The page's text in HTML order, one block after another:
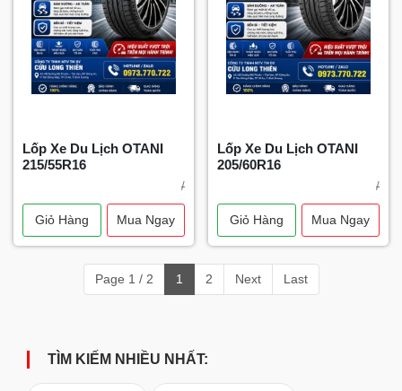
Lốp Xe Du Lịch OTANI
215/55R16
/
Giỏ Hàng Mua Ngay
Lốp Xe Du Lịch OTANI
205/60R16
/
Giỏ Hàng Mua Ngay
Page 1 / 2 1 2 Next Last
TÌM KIẾM NHIỀU NHẤT: